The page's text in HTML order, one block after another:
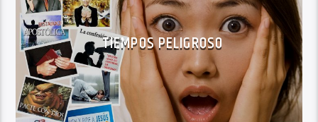
TIEMPOS PELIGROSO